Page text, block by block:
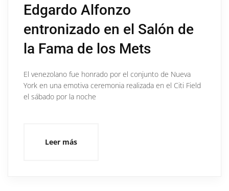
Edgardo Alfonzo
entronizado en el Salón de
la Fama de los Mets
El venezolano fue honrado por el conjunto de Nueva
York en una emotiva ceremonia realizada en el Citi Field
el sábado por la noche
Leer más